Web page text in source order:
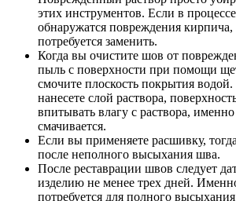
этих инструментов. Если в
обнаружатся повреждения кирпича,
потребуется заменить.
Когда вы очистите шов от
пыль с поверхности при помощи
смочите плоскость покрытия
нанесете слой раствора,
впитывать влагу с раствора,
смачивается.
Если вы применяете расшивку,
после неполного высыхания шва.
После реставрации швов следует
изделию не менее трех дней.
потребуется для полного